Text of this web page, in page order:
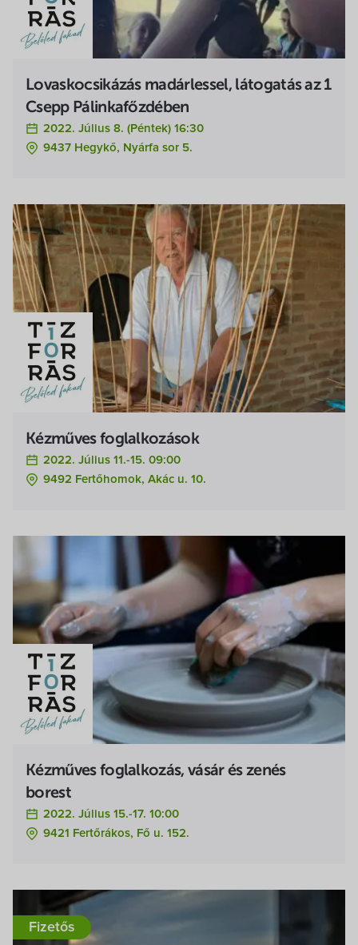
Lovaskocsikázás madárlessel, látogatás az 1
Csepp Pálinkafőzdében
2022. Július 8. (péntek) 16:30
9437 Hegykő, Nyárfa sor 5.
Kézműves foglalkozások
2022. Július 11.-15. 09:00
9492 Fertőhomok, Akác u. 10.
Kézműves foglalkozás, vásár és zenés
borest
2022. Július 15.-17. 10:00
9421 Fertőrákos, Fő u. 152.
Fizetős